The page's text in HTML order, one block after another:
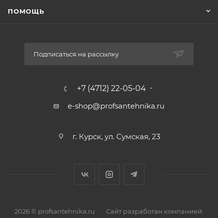
ПОМОЩЬ
Подписаться на рассылку
+7 (4712) 22-05-04
e-shop@profsantehnika.ru
г. Курск, ул. Сумская, 23
2026 © profsantehnika.ru Сайт разработан компанией: